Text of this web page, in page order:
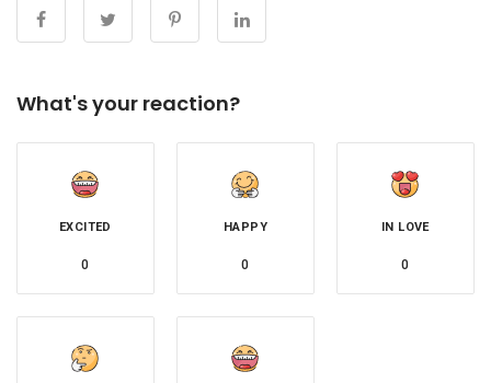
What's your reaction?
EXCITED
0
HAPPY
0
IN LOVE
0